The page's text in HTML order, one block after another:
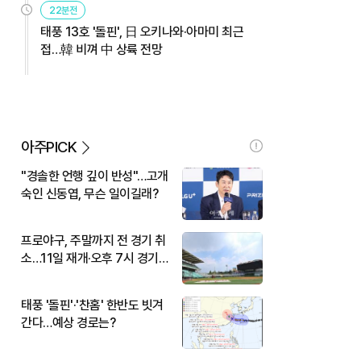
22분전
태풍 13호 '돌핀', 日 오키나와·아마미 최근
접…韓 비껴 中 상륙 전망
아주PICK
"경솔한 언행 깊이 반성"…고개
숙인 신동엽, 무슨 일이길래?
프로야구, 주말까지 전 경기 취
소…11일 재개·오후 7시 경기
태풍 '돌핀'·'찬홈' 한반도 빗겨
간다…예상 경로는?